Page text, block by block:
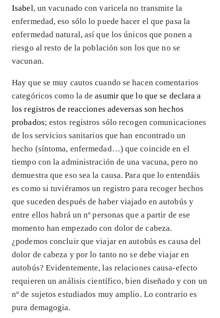
Isabel, un vacunado con varicela no transmite la
enfermedad, eso sólo lo puede hacer el que pasa la
enfermedad natural, así que los únicos que ponen a
riesgo al resto de la población son los que no se
vacunan.
Hay que se muy cautos cuando se hacen comentarios
categóricos como la deasumir que lo que se declara a
los registros de reacciones adeversas son hechos
probados; estos registros sólo recogen comunicaciones
de los servicios sanitarios que han encontrado un
hecho (síntoma, enfermedad…) que coincide en el
tiempo con la administración de una vacuna, pero no
demuestra que eso sea la causa. Para que lo entendáis
es como si tuviéramos un registro para recoger hechos
que suceden después de haber viajado en autobús y
entre ellos habrá un nº personas que a partir de ese
momento han empezado con dolor de cabeza.
¿podemos concluir que viajar en autobús es causa del
dolor de cabeza y por lo tanto no se debe viajar en
autobús? Evidentemente, las relaciones causa-efecto
requieren un análisis científico, bien diseñado y con un
nº de sujetos estudiados muy amplio. Lo contrario es
pura demagogia.